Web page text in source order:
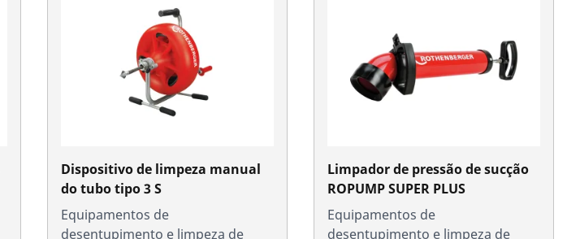
Dispositivo de limpeza manual
do tubo tipo 3 S
Equipamentos de
desentupimento e limpeza de
Limpador de pressão de sucção
ROPUMP SUPER PLUS
Equipamentos de
desentupimento e limpeza de